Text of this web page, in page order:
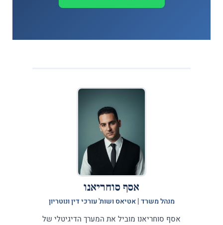
אסף סוחריאנו
מנהל משרד | אטיאס ושות' עורכי דין ונוטריון
אסף סוחריאנו מוביל את המערך הדיגיטלי של